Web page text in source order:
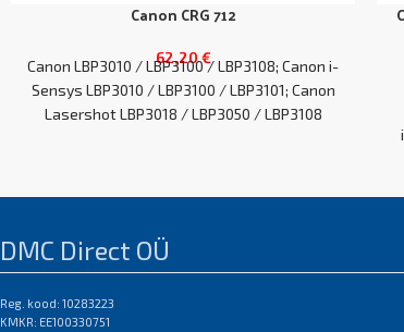
Canon CRG 712
62,20€
Canon LBP3010 / LBP3100 / LBP3108; Canon i-
Sensys LBP3010 / LBP3100 / LBP3101; Canon
Lasershot LBP3018 / LBP3050 / LBP3108
DMC Direct OÜ
Reg. kood: 10283223
KMKR: EE100330751